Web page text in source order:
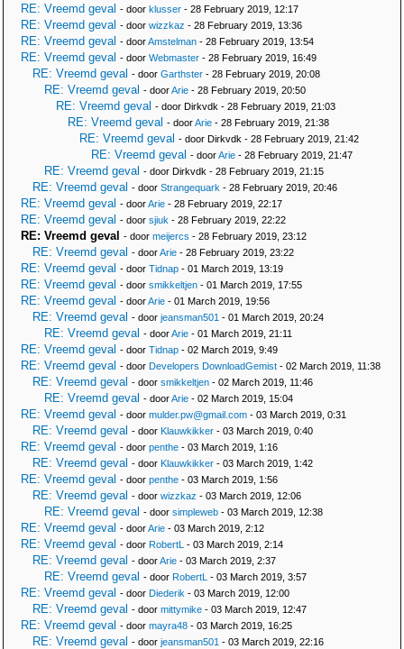
RE: Vreemd geval - door klusser - 28 February 2019, 12:17
RE: Vreemd geval - door wizzkaz - 28 February 2019, 13:36
RE: Vreemd geval - doorAmstelman - 28 February 2019, 13:54
RE: Vreemd geval - door Webmaster - 28 February 2019, 16:49
RE: Vreemd geval - door Garthster - 28 February 2019, 20:08
RE: Vreemd geval - doorArie - 28 February 2019, 20:50
RE: Vreemd geval - door Dirkvdk - 28 February 2019, 21:03
RE: Vreemd geval - doorArie - 28 February 2019, 21:38
RE: Vreemd geval - door Dirkvdk - 28 February 2019, 21:42
RE: Vreemd geval - doorArie - 28 February 2019, 21:47
RE: Vreemd geval - door Dirkvdk - 28 February 2019, 21:15
RE: Vreemd geval - door Strangequark - 28 February 2019, 20:46
RE: Vreemd geval - doorArie - 28 February 2019, 22:17
RE: Vreemd geval - door sjiuk - 28 February 2019, 22:22
RE: Vreemd geval - door meijercs - 28 February 2019, 23:12
RE: Vreemd geval - doorArie - 28 February 2019, 23:22
RE: Vreemd geval - door Tidnap - 01 March 2019, 13:19
RE: Vreemd geval - door smikkeltjen - 01 March 2019, 17:55
RE: Vreemd geval - doorArie - 01 March 2019, 19:56
RE: Vreemd geval - door jeansman501 - 01 March 2019, 20:24
RE: Vreemd geval - doorArie - 01 March 2019, 21:11
RE: Vreemd geval - door Tidnap - 02 March 2019, 9:49
RE: Vreemd geval - door Developers DownloadGemist - 02 March 2019, 11:38
RE: Vreemd geval - door smikkeltjen - 02 March 2019, 11:46
RE: Vreemd geval - doorArie - 02 March 2019, 15:04
RE: Vreemd geval - door mulder.pw@gmail.com - 03 March 2019, 0:31
RE: Vreemd geval - door Klauwkikker - 03 March 2019, 0:40
RE: Vreemd geval - door penthe - 03 March 2019, 1:16
RE: Vreemd geval - door Klauwkikker - 03 March 2019, 1:42
RE: Vreemd geval - door penthe - 03 March 2019, 1:56
RE: Vreemd geval - door wizzkaz - 03 March 2019, 12:06
RE: Vreemd geval - door simpleweb - 03 March 2019, 12:38
RE: Vreemd geval - doorArie - 03 March 2019, 2:12
RE: Vreemd geval - door RobertL - 03 March 2019, 2:14
RE: Vreemd geval - doorArie - 03 March 2019, 2:37
RE: Vreemd geval - door RobertL - 03 March 2019, 3:57
RE: Vreemd geval - door Diederik - 03 March 2019, 12:00
RE: Vreemd geval - door mittymike - 03 March 2019, 12:47
RE: Vreemd geval - door mayra48 - 03 March 2019, 16:25
RE: Vreemd geval - door jeansman501 - 03 March 2019, 22:16